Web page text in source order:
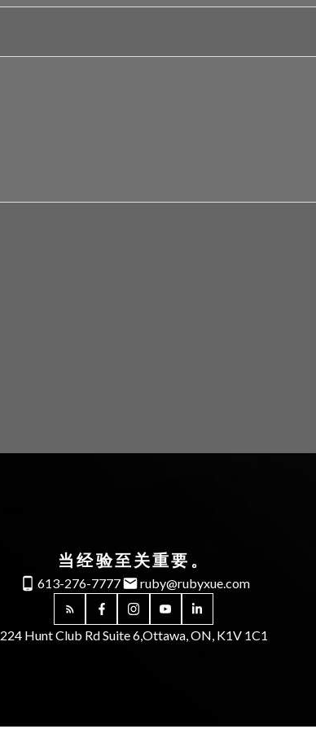
当经验至关重要。
613-276-7777 ruby@rubyxue.com
224 Hunt Club Rd Suite 6,Ottawa, ON, K1V 1C1